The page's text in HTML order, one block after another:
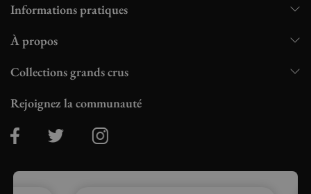
Informations pratiques
À propos
Collections grands crus
Rejoignez la communauté